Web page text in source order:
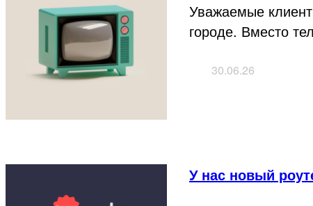
Уважаемые
городе. Вместо
30.06.26
У нас новый